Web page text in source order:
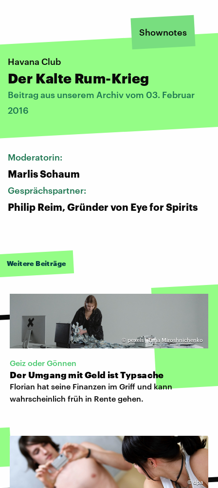
Shownotes
Havana Club
Der Kalte Rum-Krieg
Beitrag aus unserem Archiv vom 03. Februar
2016
Moderatorin:
Marlis Schaum
Gesprächspartner:
Philip Reim, Gründer von Eye for Spirits
Weitere Beiträge
© pexels | Tima Miroshnichenko
Geiz oder Gönnen
Der Umgang mit Geld ist Typsache
Florian hat seine Finanzen im Griff und kann
wahrscheinlich früh in Rente gehen.
© dpa